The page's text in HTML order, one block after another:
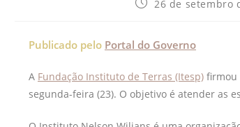
26 de setembro
Publicado pelo Portal do Governo
A Fundação Instituto de Terras (Itesp) firmou
segunda-feira (23). O objetivo é atender as